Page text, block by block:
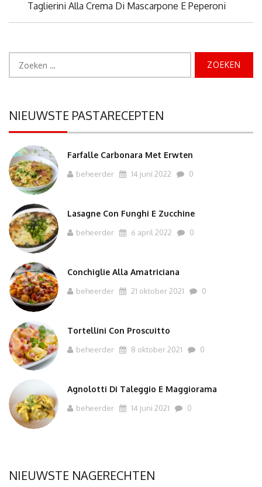
Next
Post:
Taglierini Alla Crema Di Mascarpone E Peperoni
NIEUWSTE PASTARECEPTEN
Farfalle Carbonara Met Erwten
beheerder 14 juni 2022 0
Lasagne Con Funghi E Zucchine
beheerder 6 april 2022 0
Conchiglie Alla Amatriciana
beheerder 21 oktober 2021 0
Tortellini Con Proscuitto
beheerder 8 oktober 2021 0
Agnolotti Di Taleggio E Maggiorama
beheerder 14 juni 2021 0
NIEUWSTE NAGERECHTEN